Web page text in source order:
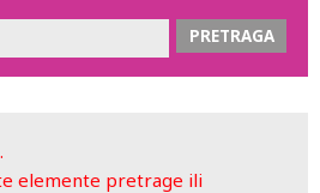
elemente pretrage ili